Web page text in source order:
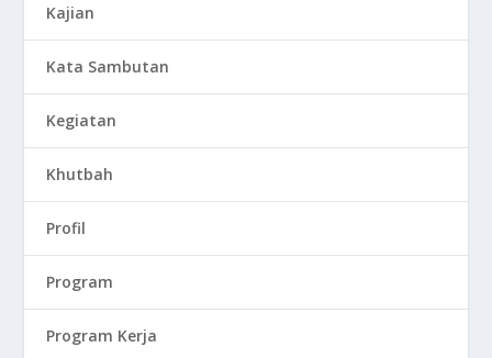
Kajian
Kata Sambutan
Kegiatan
Khutbah
Profil
Program
Program Kerja